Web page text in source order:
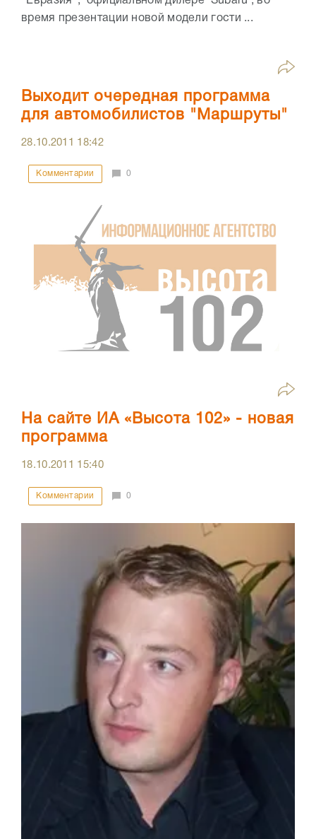
время презентации новой модели гости ...
Выходит очередная программа
для автомобилистов "Маршруты"
28.10.2011 18:42
Комментарии 0
На сайте ИА «Высота 102» - новая
программа
18.10.2011 15:40
Комментарии 0